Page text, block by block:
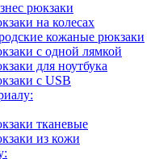
рюкзаки
на колесах
кожаные рюкзаки
с одной лямкой
для ноутбука
с USB
тканевые
из кожи